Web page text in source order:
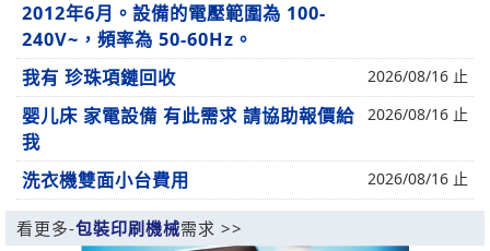
2012年6月。設備的電壓範圍為 100-
240V~，頻率為 50-60Hz。
我有 珍珠項鏈回收 2026/08/16 止
婴儿床 家電設備 有此需求 請協助報價給
我
2026/08/16 止
洗衣機雙面小台費用 2026/08/16 止
看更多-包裝印刷機械需求 >>